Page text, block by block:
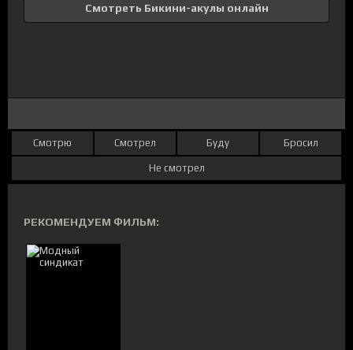
Смотреть Бикини-акулы онлайн
Смотрю Смотрел Буду Бросил
Не смотрел
РЕКОМЕНДУЕМ ФИЛЬМ: